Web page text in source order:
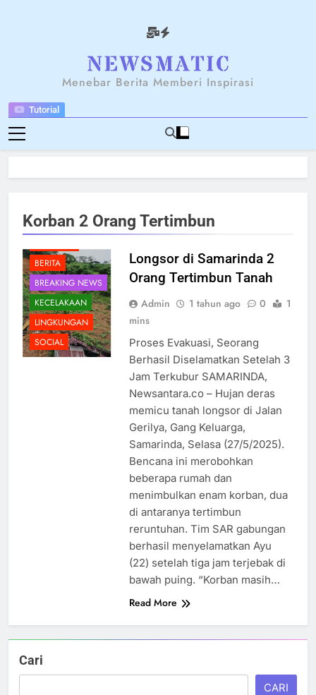
Tutorial
NEWSANTARA
Menebar Berita Memberi Inspirasi
Korban 2 Orang Tertimbun
BERITA
BREAKING NEWS
KECELAKAAN
LINGKUNGAN
SOCIAL
Longsor di Samarinda 2
Orang Tertimbun Tanah
Admin 1 tahun ago 0
1
mins
Proses Evakuasi, Seorang
Berhasil Diselamatkan Setelah 3
Jam Terkubur SAMARINDA,
Newsantara.co – Hujan deras
memicu tanah longsor di Jalan
Gerilya, Gang Keluarga,
Samarinda, Selasa (27/5/2025).
Bencana ini merobohkan
beberapa rumah dan
menimbulkan enam korban, dua
di antaranya tertimbun
reruntuhan. Tim SAR gabungan
berhasil menyelamatkan Ayu
(22) setelah tiga jam terjebak di
bawah puing. “Korban masih…
Read More
Cari
CARI